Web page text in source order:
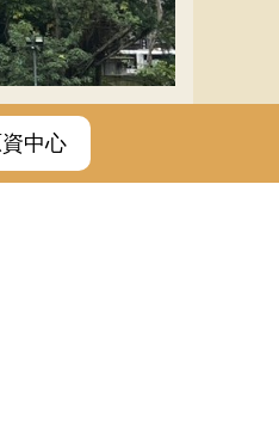
資中心